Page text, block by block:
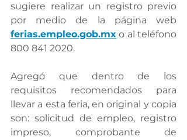
sugiere realizar un registro previo
ferias.empleo.gob.mx o al teléfono
800 841 2020.
Agregó que dentro de los
requisitos recomendados para
llevar a esta feria, en original y copia
son: solicitud de empleo, registro
impreso, comprobante de